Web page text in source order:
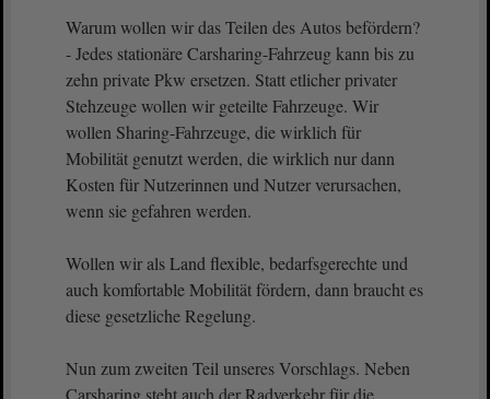
Warum wollen wir das Teilen des Autos befördern?
- Jedes stationäre Carsharing-Fahrzeug kann bis zu
zehn private Pkw ersetzen. Statt etlicher privater
Stehzeuge wollen wir geteilte Fahrzeuge. Wir
wollen Sharing-Fahrzeuge, die wirklich für
Mobilität genutzt werden, die wirklich nur dann
Kosten für Nutzerinnen und Nutzer verursachen,
wenn sie gefahren werden.
Wollen wir als Land flexible, bedarfsgerechte und
auch komfortable Mobilität fördern, dann braucht es
diese gesetzliche Regelung.
Nun zum zweiten Teil unseres Vorschlags. Neben
Carsharing steht auch der Radverkehr für die